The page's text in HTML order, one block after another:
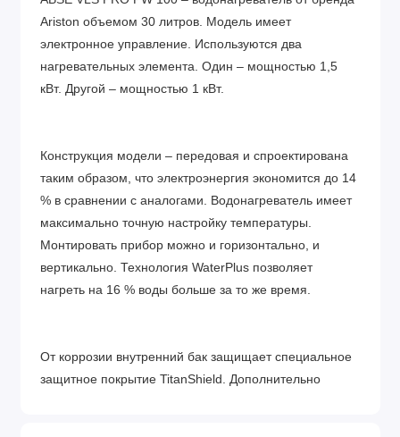
Ariston объемом 30 литров. Модель имеет
электронное управление. Используются два
нагревательных элемента. Один – мощностью 1,5
кВт. Другой – мощностью 1 кВт.
Конструкция модели – передовая и спроектирована
таким образом, что электроэнергия экономится до 14
% в сравнении с аналогами. Водонагреватель имеет
максимально точную настройку температуры.
Монтировать прибор можно и горизонтально, и
вертикально. Технология WaterPlus позволяет
нагреть на 16 % воды больше за то же время.
От коррозии внутренний бак защищает специальное
защитное покрытие TitanShield. Дополнительно